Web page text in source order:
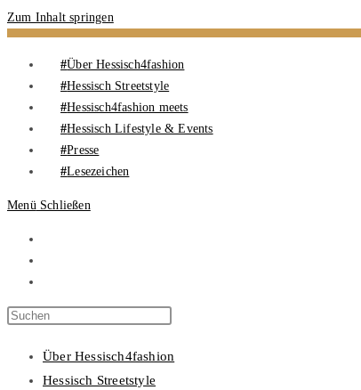
Zum Inhalt springen
Über Hessisch4fashion
Hessisch Streetstyle
Hessisch4fashion meets
Hessisch Lifestyle & Events
Presse
Lesezeichen
Menü Schließen
Über Hessisch4fashion
Hessisch Streetstyle